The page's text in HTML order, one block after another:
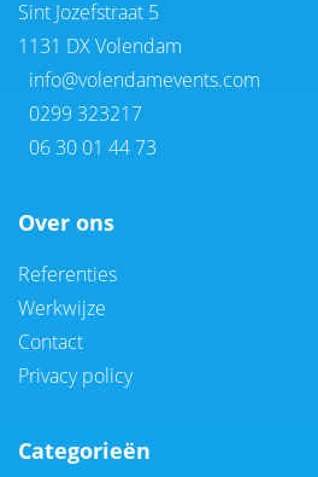
Sint Jozefstraat 5
1131 DX Volendam
info@volendamevents.com
0299 323217
06 30 01 44 73
Over ons
Referenties
Werkwijze
Contact
Privacy policy
Categorieën